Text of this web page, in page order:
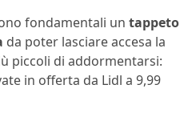
fondamentali un tappeto
da poter lasciare accesa la
piccoli di addormentarsi:
in offerta da Lidl a 9,99